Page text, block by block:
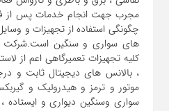
مجرب جهت انجام خدمات پس از
چگونگی استفاده از تجهیزات و
های سواری و سنگین است.شرکت
کلیه تجهیزات تعمیرگاهی اعم از
، بالانس های دیجیتال ثابت و
موتور و ترمز و هیدرولیک و
سواری و‌سنگین دیواری و ایستاده